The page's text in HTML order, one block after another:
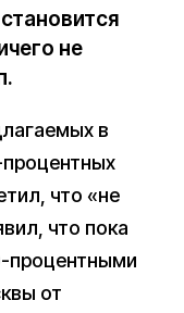
не
в
что «не
что пока
процентными
от